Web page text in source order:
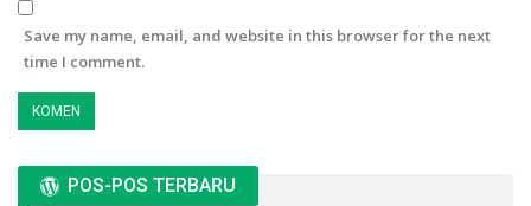
Save my name, email, and website in this browser for the next
time I comment.
POS-POS TERBARU